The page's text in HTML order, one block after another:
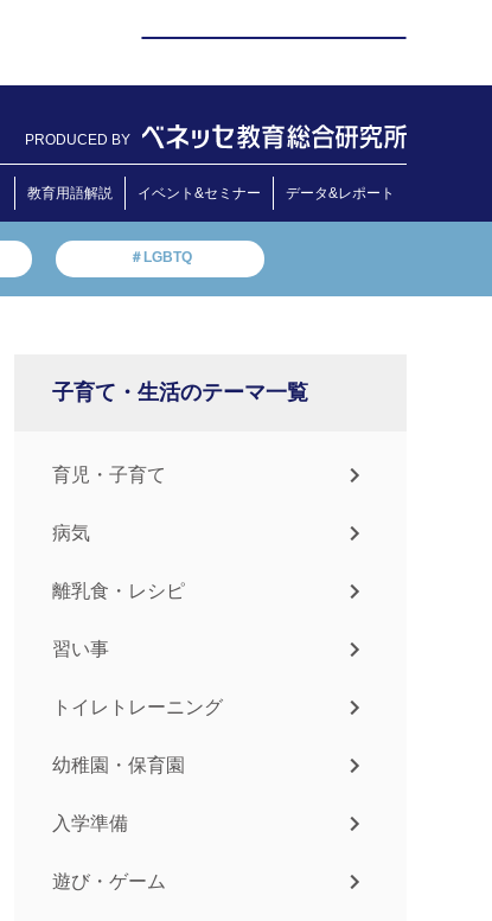
PRODUCED BY
教育用語解説 イベント&セミナー データ&レポート
＃LGBTQ
子育て・生活のテーマ一覧
育児・子育て
病気
離乳食・レシピ
習い事
トイレトレーニング
幼稚園・保育園
入学準備
遊び・ゲーム